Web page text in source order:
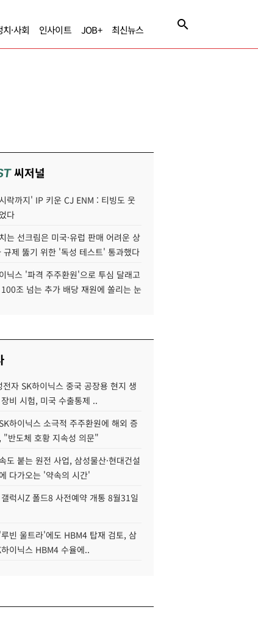
치·사회 인사이트 JOB+ 최신뉴스
씨저널
락까지' IP 키운 CJ ENM : 티빙도 웃
다
는 선크림은 미국·유럽 판매 어려운 상
규제 뚫기 위한 '독성 테스트' 통과했다
닉스 '파격 주주환원'으로 투심 달래고
조 넘는 추가 배당 재원에 쏠리는 눈
자 SK하이닉스 중국 공장용 현지 생
비 시험, 미국 수출통제 ..
하이닉스 소극적 주주환원에 해외 증
"반도체 호황 지속성 의문"
도 붙는 원전 사업, 삼성물산·현대건설
다가오는 '약속의 시간'
럭시Z 폴드8 사전예약 개통 8월31일
빈 울트라'에도 HBM4 탑재 검토, 삼
하이닉스 HBM4 수율에..